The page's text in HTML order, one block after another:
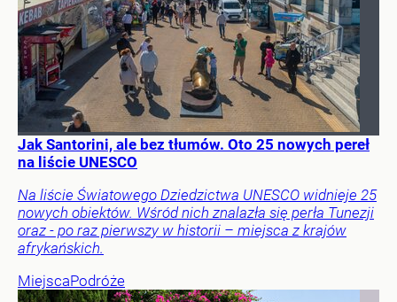
Jak Santorini, ale bez tłumów. Oto 25 nowych pereł
na liście UNESCO
Na liście Światowego Dziedzictwa UNESCO widnieje 25
nowych obiektów. Wśród nich znalazła się perła Tunezji
oraz - po raz pierwszy w historii – miejsca z krajów
afrykańskich.
MiejscaPodróże